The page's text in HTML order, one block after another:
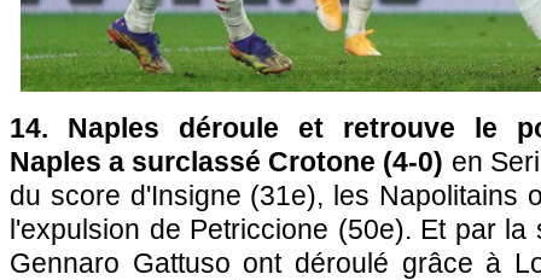
14. Naples déroule et retrouve le
Naples a surclassé Crotone (4-0) en
du score d'Insigne (31e), les Napolitains
l'expulsion de Petriccione (50e). Et par la
Gennaro Gattuso ont déroulé grâce à